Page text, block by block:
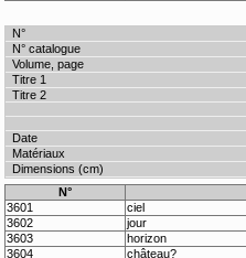
N°
3601
ciel
3602
jour
3603
horizon
3604
château?